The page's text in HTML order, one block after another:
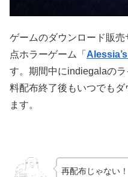
ゲームのダウンロード販
点ホラーゲーム「
す。期間中にindiegalaの
料配布終了後もいつでも
ます。
再配布じゃない